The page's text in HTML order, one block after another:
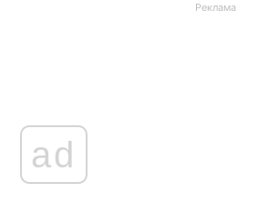
Реклама
ad